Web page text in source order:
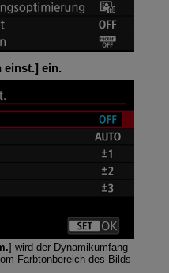
einst.] ein.
] wird der Dynamikumfang
Farbtonbereich des Bilds